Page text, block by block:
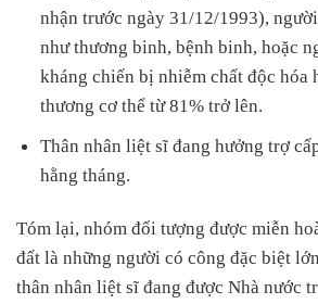
nhận trước ngày 31/12/1993),
như thương binh, bệnh binh, hoặc
kháng chiến bị nhiễm chất độc hóa
thương cơ thể từ 81% trở lên.
Thân nhân liệt sĩ đang hưởng trợ
hằng tháng.
Tóm lại, nhóm đối tượng được miễn
đất là những người có công đặc biệt
thân nhân liệt sĩ đang được Nhà nước